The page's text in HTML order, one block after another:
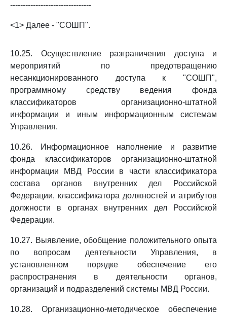
--------------------------------
<1> Далее - "СОШП".
10.25. Осуществление разграничения доступа и
мероприятий по предотвращению
несанкционированного доступа к "СОШП",
программному средству ведения фонда
классификаторов организационно-штатной
информации и иным информационным системам
Управления.
10.26. Информационное наполнение и развитие
фонда классификаторов организационно-штатной
информации МВД России в части классификатора
состава органов внутренних дел Российской
Федерации, классификатора должностей и атрибутов
должности в органах внутренних дел Российской
Федерации.
10.27. Выявление, обобщение положительного опыта
по вопросам деятельности Управления, в
установленном порядке обеспечение его
распространения в деятельности органов,
организаций и подразделений системы МВД России.
10.28. Организационно-методическое обеспечение